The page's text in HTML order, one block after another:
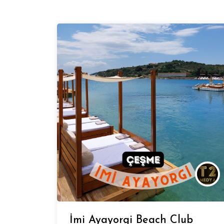
İmi Ayayorgi Beach Club